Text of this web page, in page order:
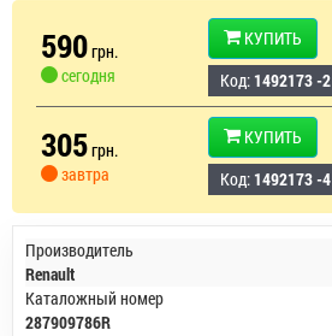
590грн.
сегодня
КУПИТЬ
Код: 1492173 -2
305грн.
завтра
КУПИТЬ
Код: 1492173 -4
Производитель
Renault
Каталожный номер
287909786R